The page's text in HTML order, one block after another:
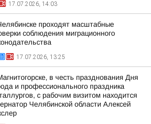
17.07.2026, 14:03
проходят масштабные
соблюдения миграционного
17.07.2026, 13:25
в честь празднования Дня
и профессионального праздника
с рабочим визитом находится
Челябинской области Алексей